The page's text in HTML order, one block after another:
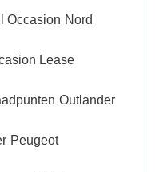
Occasion Nord
Lease
Outlander
Peugeot